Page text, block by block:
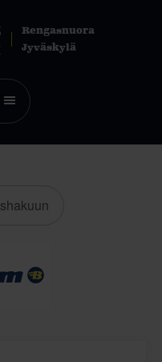
Rengasnuora
Jyväskylä